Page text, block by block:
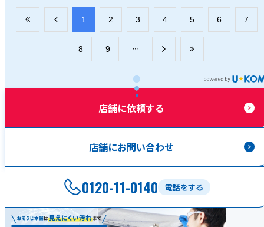
​1 ​2 ​3 ​4 ​5 ​6 ​7
​8 ​9
店舗に依頼する
店舗にお問い合わせ
電話をする
0120-11-0140